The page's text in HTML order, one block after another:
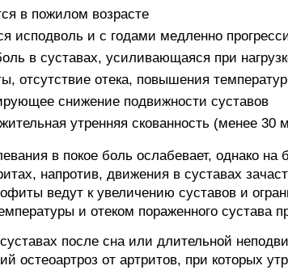
в пожилом возрасте
исподволь и с годами медленно
в суставах, усиливающаяся при
отсутствие отека, повышения
снижение подвижности суставов
утренняя скованность (менее 30
в покое боль ослабевает, однако
напротив, движения в суставах
ведут к увеличению суставов и
и отеком пораженного сустава
после сна или длительной
остеоартроз от артритов, при которых